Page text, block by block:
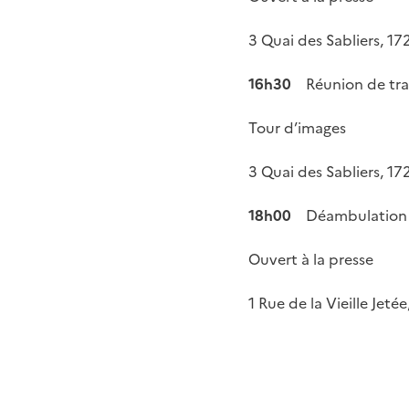
3 Quai des Sabliers,
16h30 Réunion de
Tour d’images
3 Quai des Sabliers,
18h00
Ouvert à la presse
1 Rue de la Vieille